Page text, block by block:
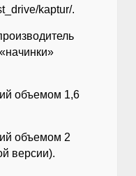
kaptur/.
объемом 1,6
объемом 2
версии).